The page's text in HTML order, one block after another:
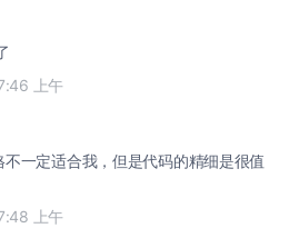
了
上午
一定适合我，但是代码的精细是很值
上午